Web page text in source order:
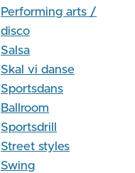
Performing arts /
disco
Salsa
Skal vi danse
Sportsdans
Ballroom
Sportsdrill
Street styles
Swing